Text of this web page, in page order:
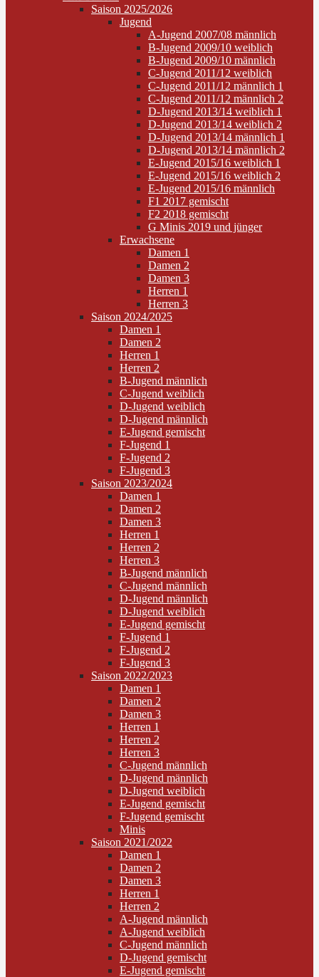
Saison 2025/2026
Jugend
A-Jugend 2007/08 männlich
B-Jugend 2009/10 weiblich
B-Jugend 2009/10 männlich
C-Jugend 2011/12 weiblich
C-Jugend 2011/12 männlich 1
C-Jugend 2011/12 männlich 2
D-Jugend 2013/14 weiblich 1
D-Jugend 2013/14 weiblich 2
D-Jugend 2013/14 männlich 1
D-Jugend 2013/14 männlich 2
E-Jugend 2015/16 weiblich 1
E-Jugend 2015/16 weiblich 2
E-Jugend 2015/16 männlich
F1 2017 gemischt
F2 2018 gemischt
G Minis 2019 und jünger
Erwachsene
Damen 1
Damen 2
Damen 3
Herren 1
Herren 3
Saison 2024/2025
Damen 1
Damen 2
Herren 1
Herren 2
B-Jugend männlich
C-Jugend weiblich
D-Jugend weiblich
D-Jugend männlich
E-Jugend gemischt
F-Jugend 1
F-Jugend 2
F-Jugend 3
Saison 2023/2024
Damen 1
Damen 2
Damen 3
Herren 1
Herren 2
Herren 3
B-Jugend männlich
C-Jugend männlich
D-Jugend männlich
D-Jugend weiblich
E-Jugend gemischt
F-Jugend 1
F-Jugend 2
F-Jugend 3
Saison 2022/2023
Damen 1
Damen 2
Damen 3
Herren 1
Herren 2
Herren 3
C-Jugend männlich
D-Jugend männlich
D-Jugend weiblich
E-Jugend gemischt
F-Jugend gemischt
Minis
Saison 2021/2022
Damen 1
Damen 2
Damen 3
Herren 1
Herren 2
A-Jugend männlich
A-Jugend weiblich
C-Jugend männlich
D-Jugend gemischt
E-Jugend gemischt